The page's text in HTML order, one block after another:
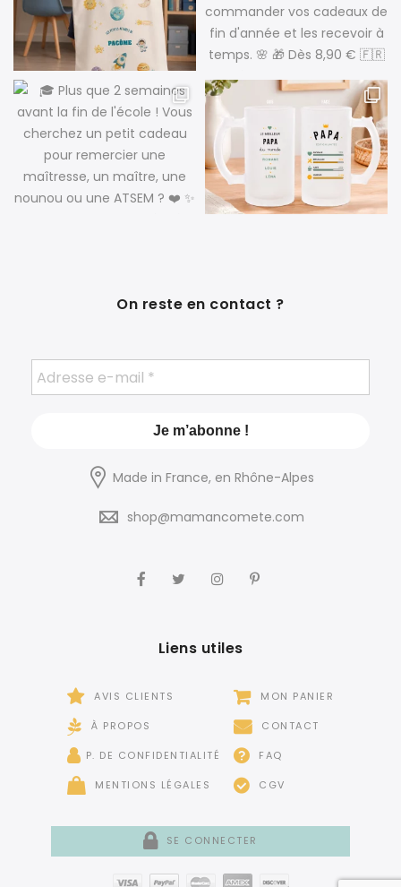
On reste en contact ?
Made in France, en Rhône-Alpes
shop@mamancomete.com
Liens utiles
AVIS CLIENTS
À PROPOS
P. DE CONFIDENTIALITÉ
MENTIONS LÉGALES
MON PANIER
CONTACT
FAQ
CGV
SE CONNECTER